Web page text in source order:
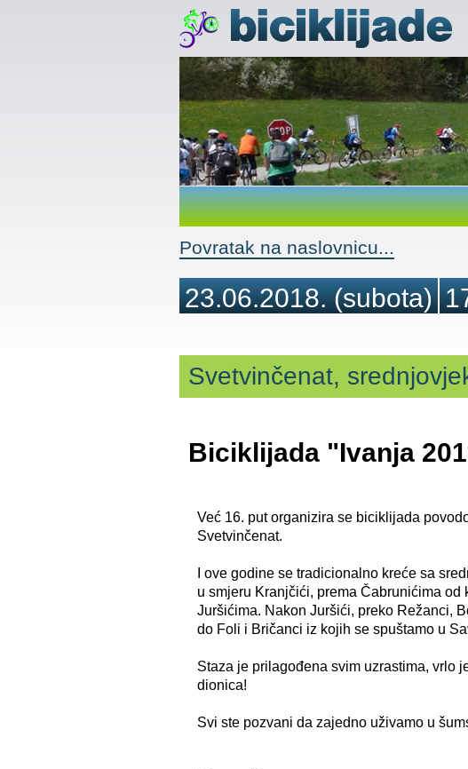
Povratak na naslovnicu...
23.06.2018.(subota)
Svetvinčenat,
Biciklijada "Ivanja
Već 16. put organizira se biciklijada
Svetvinčenat.
I ove godine se tradicionalno kreće sa
u smjeru Kranjčići, prema Čabrunićima
Juršićima. Nakon Juršići, preko Režanci,
do Foli i Bričanci iz kojih se spuštamo u
Staza je prilagođena svim uzrastima, vrlo
dionica!
Svi ste pozvani da zajedno uživamo u